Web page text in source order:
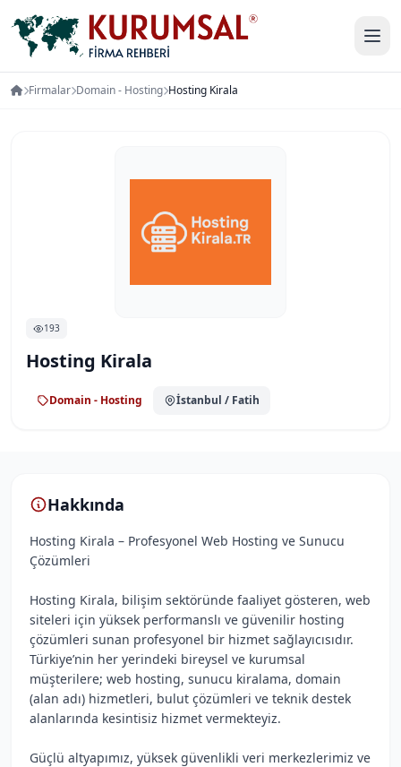
Firmalar Domain - Hosting Hosting Kirala
193
Hosting Kirala
Domain - Hosting İstanbul / Fatih
Hakkında
Hosting Kirala – Profesyonel Web Hosting ve Sunucu
Çözümleri
Hosting Kirala, bilişim sektöründe faaliyet gösteren, web
siteleri için yüksek performanslı ve güvenilir hosting
çözümleri sunan profesyonel bir hizmet sağlayıcısıdır.
Türkiye’nin her yerindeki bireysel ve kurumsal
müşterilere; web hosting, sunucu kiralama, domain
(alan adı) hizmetleri, bulut çözümleri ve teknik destek
alanlarında kesintisiz hizmet vermekteyiz.
Güçlü altyapımız, yüksek güvenlikli veri merkezlerimiz ve